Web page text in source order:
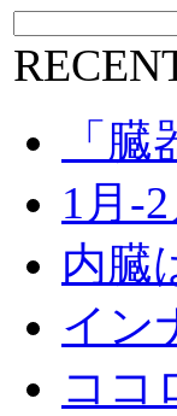
ン
ウ
で
開
き
だ
い
(新
し
い
ウ
開
ま
す)
ン
ウ
で
開
き
「
1月-
内臓
イン
ココ